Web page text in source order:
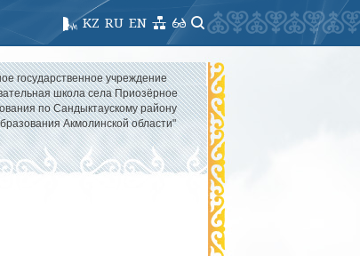
EN
RU
KZ
государственное учреждение
школа села Приозёрное
по Сандыктаускому району
Акмолинской области"